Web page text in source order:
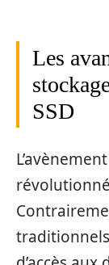
Les
SSD